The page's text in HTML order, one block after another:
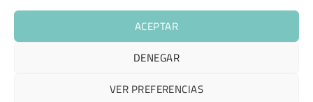
ACEPTAR
DENEGAR
VER PREFERENCIAS
Hosting ecológico + IA
Hosting Empresarial 360
POLÍTICA DE PRIVACIDAD POLÍTICA DE COOKIES (UE)
TÉRMINOS Y CONDICIONES ENVÍO Y DEVOLUCIONES